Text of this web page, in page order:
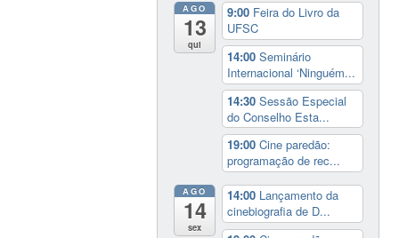
AGO
13
qui
9:00 Feira do Livro da
UFSC
14:00Seminário
Internacional ‘Ninguém...
14:30Sessão Especial
do Conselho Esta...
19:00Cine paredão:
programação de rec...
AGO
14
sex
14:00 Lançamento da
cinebiografia de D...